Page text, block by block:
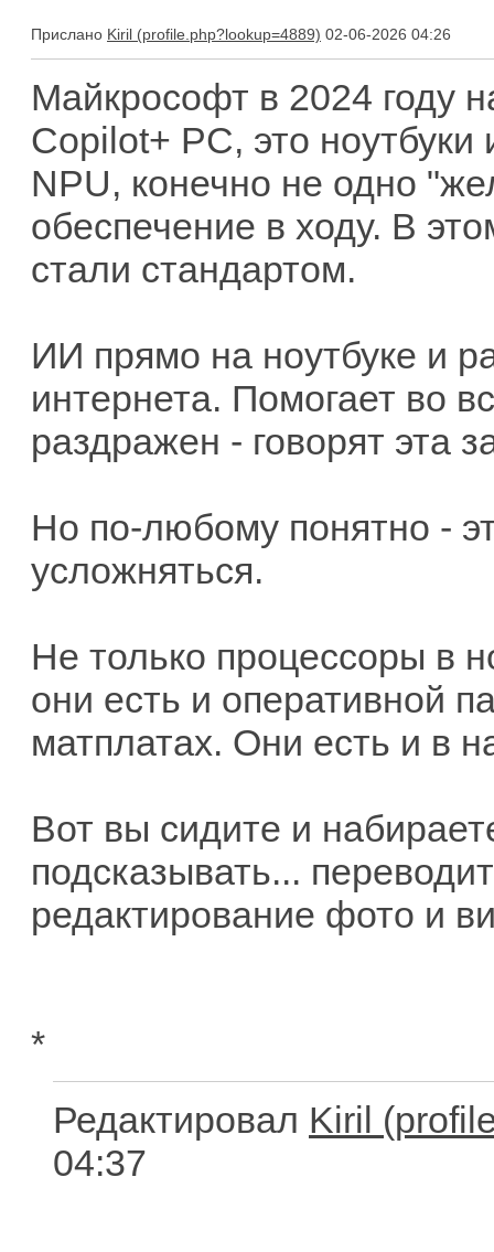
Прислано Kiril 02-06-2026 04:26
Майкрософт в 2024 году
Copilot+ PC, это
NPU, конечно не одно
обеспечение в ходу. В
стали стандартом.
ИИ прямо на ноутбуке и
интернета. Помогает во
раздражен - говорят эта
Но по-любому понятно -
усложняться.
Не только процессоры в
они есть и оперативной
матплатах. Они есть и в
Вот вы сидите и
подсказывать...
редактирование фото и
*
Редактировал Kiril
04:37